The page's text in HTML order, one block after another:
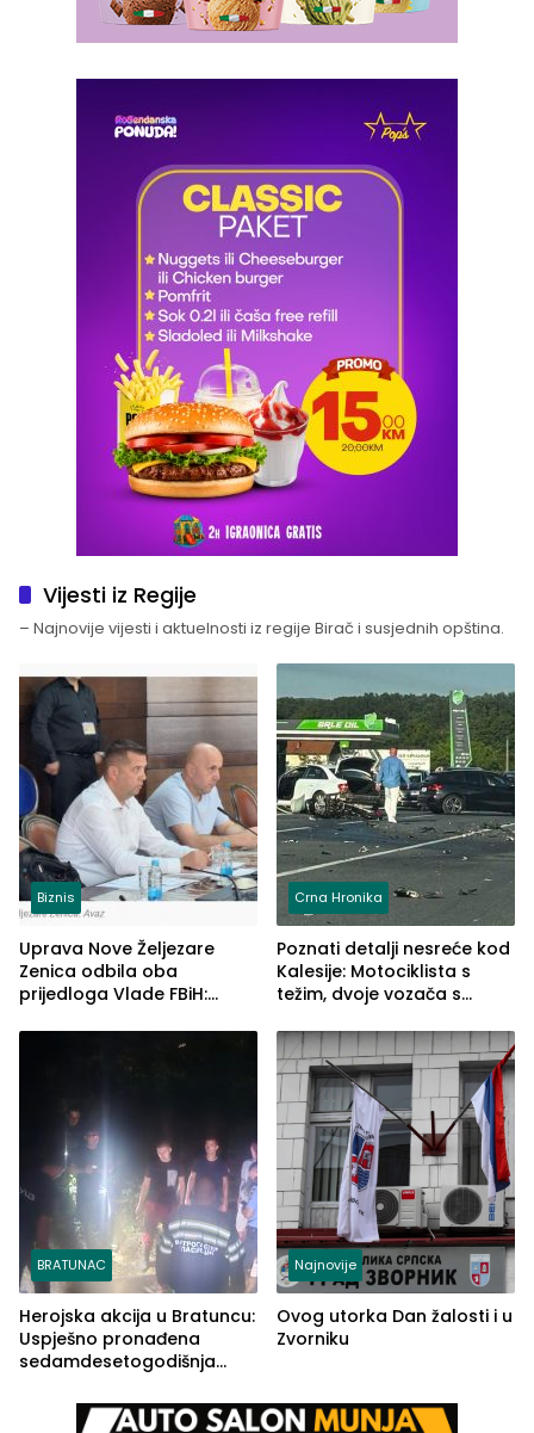
Vijesti iz Regije
– Najnovije vijesti i aktuelnosti iz regije Birač i susjednih opština.
Biznis
Uprava Nove Željezare
Zenica odbila oba
prijedloga Vlade FBiH:
rješenje
Crna Hronika
Poznati detalji nesreće kod
Kalesije: Motociklista s
težim, dvoje vozača s
BRATUNAC
Herojska akcija u Bratuncu:
Uspješno pronađena
sedamdesetogodišnja
Kravice.
Najnovije
Ovog utorka Dan žalosti i u
Zvorniku